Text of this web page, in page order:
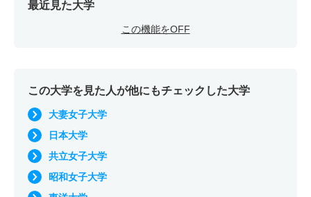
最近見た大学
この機能をOFF
この大学を見た人が他にもチェックした大学
大妻女子大学
日本大学
共立女子大学
昭和女子大学